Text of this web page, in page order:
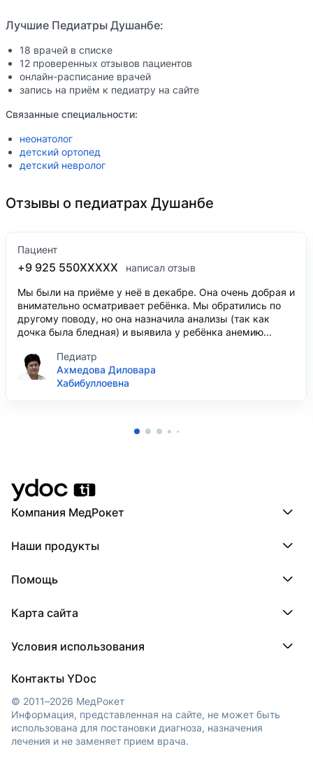
Лучшие Педиатры Душанбе:
18 врачей в списке
12 проверенных отзывов пациентов
онлайн-расписание врачей
запись на приём к педиатру на сайте
Связанные специальности:
неонатолог
детский ортопед
детский невролог
Отзывы о педиатрах Душанбе
Пациент
+9 925 550XXXXX написал отзыв
Мы были на приёме у неё в декабре. Она очень добрая и
внимательно осматривает ребёнка. Мы обратились по
другому поводу, но она назначила анализы (так как
дочка была бледная) и выявила у ребёнка анемию...
Педиатр
Ахмедова Диловара
Хабибуллоевна
Компания МедРокет
О YDoc
Наши продукты
ПроТаблетки
МедТочка
Помощь
Регистрация врача
Карта сайта
Регионы
Клиники
Условия использования
Обработка персональных данных
Контакты YDoc
© 2011–2026 МедРокет
Информация, представленная на сайте, не может быть
использована для постановки диагноза, назначения
лечения и не заменяет прием врача.